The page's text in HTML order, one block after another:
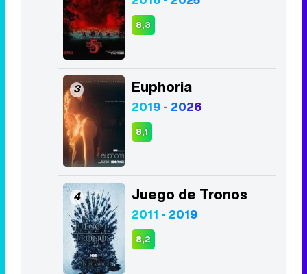
2019 - 2026
8,1
4 Juego de Tronos
2011 - 2019
8,2
5 La Casa de Papel
2017 - 2021
8,5